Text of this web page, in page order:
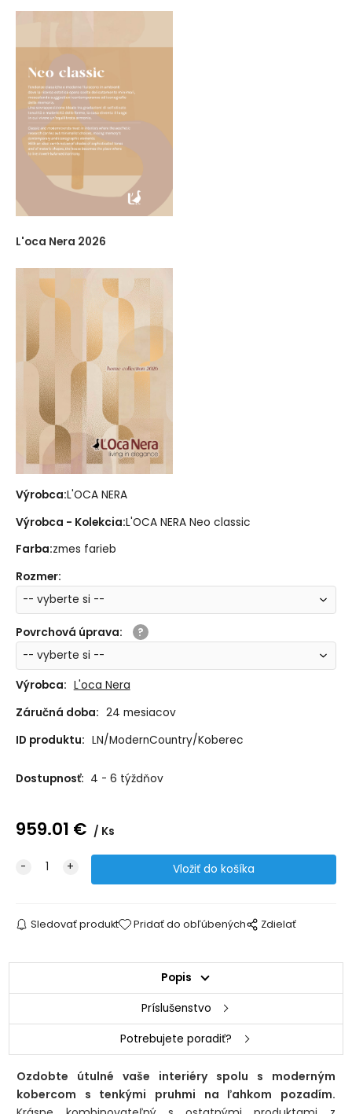
L'oca Nera 2026
Výrobca:L'OCA NERA
Výrobca - Kolekcia:L'OCA NERA Neo classic
Farba:zmes farieb
Rozmer:
Povrchová úprava:
Výrobca: L'oca Nera
Záručná doba: 24 mesiacov
ID produktu: LN/ModernCountry/Koberec
Dostupnosť: 4 - 6 týždňov
959.01 € Ks
Sledovať produkt Pridať do obľúbených Zdielať
Popis
Príslušenstvo
Potrebujete poradiť?
Ozdobte útulné vaše interiéry spolu s moderným
kobercom s tenkými pruhmi na ľahkom pozadím.